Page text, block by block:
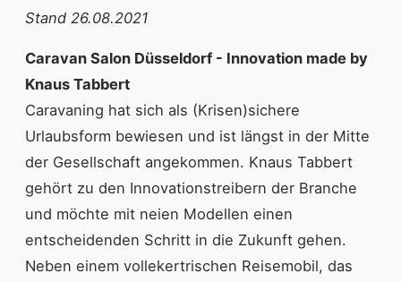
Stand 26.08.2021
Caravan Salon Düsseldorf - Innovation made by
Knaus Tabbert
Caravaning hat sich als (Krisen)sichere
Urlaubsform bewiesen und ist längst in der Mitte
der Gesellschaft angekommen. Knaus Tabbert
gehört zu den Innovationstreibern der Branche
und möchte mit neien Modellen einen
entscheidenden Schritt in die Zukunft gehen.
Neben einem vollekertrischen Reisemobil, das